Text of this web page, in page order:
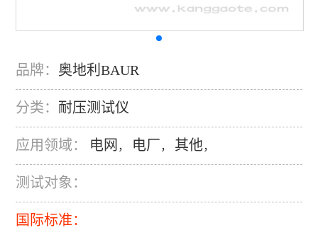
品牌： 奥地利BAUR
分类： 耐压测试仪
应用领域： 电网 ， 电厂， 其他，
测试对象：
国际标准：